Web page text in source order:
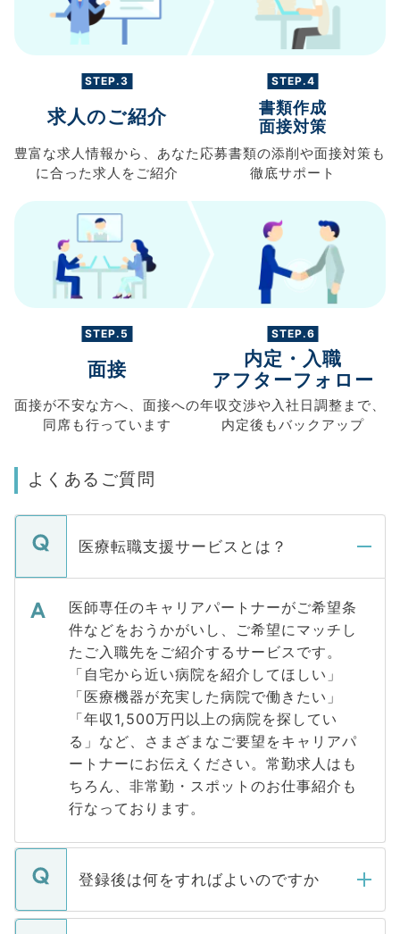
STEP.3
求人のご紹介
豊富な求人情報から、 あなた
に合った求人を ご紹介
STEP.4
書類作成
面接対策
応募書類の添削や面接対策も
徹底サポート
STEP.5
面接
面接が不安な方へ、 面接への
同席も行っています
STEP.6
内定・入職
アフターフォロー
年収交渉や入社日調整まで、
内定後もバックアップ
よくあるご質問
医療転職支援サービスとは？
医師専任のキャリアパートナーがご希望条
件などをおうかがいし、ご希望にマッチし
たご入職先をご紹介するサービスです。
「自宅から近い病院を紹介してほしい」
「医療機器が充実した病院で働きたい」
「年収1,500万円以上の病院を探してい
る」など、さまざまなご要望をキャリアパ
ートナーにお伝えください。常勤求人はも
ちろん、非常勤・スポットのお仕事紹介も
行なっております。
登録後は何をすればよいのですか
ご登録いただきましたら、弊社担当者がご